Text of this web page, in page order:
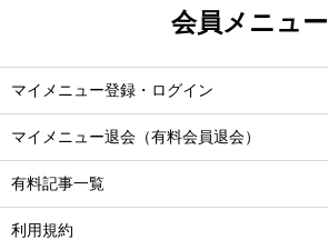
会員メニュー
マイメニュー登録・ログイン
マイメニュー退会（有料会員退会）
有料記事一覧
利用規約